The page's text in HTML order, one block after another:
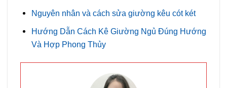
Nguyên nhân và cách sửa giường kêu cót két
Hướng Dẫn Cách Kê Giường Ngủ Đúng Hướng
Và Hợp Phong Thủy